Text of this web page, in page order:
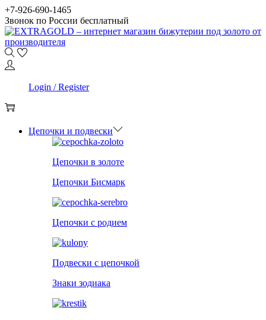
Skip
to
navigation
Skip
to
content
+7-926-690-1465
Звонок по России бесплатный
Login / Register
Цепочки и подвески
Цепочки в золоте
Цепочки Бисмарк
Цепочки с родием
Подвески с цепочкой
Знаки зодиака